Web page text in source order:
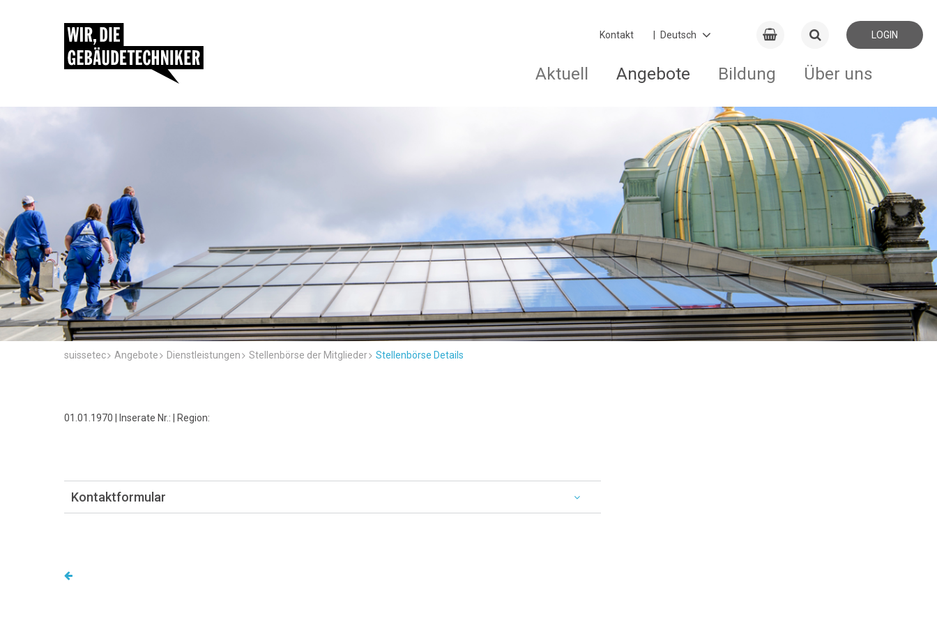
Kontakt LOGIN
Aktuell Angebote Bildung Über uns
suissetec Angebote Dienstleistungen Stellenbörse der Mitglieder Stellenbörse Details
01.01.1970 | Inserate Nr.: | Region:
Kontaktformular